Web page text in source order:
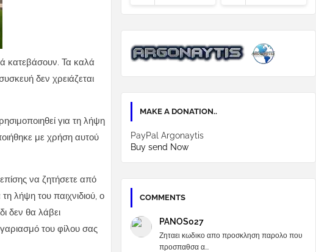
κατεβάσουν. Τα καλά
δεν χρειάζεται
για τη λήψη
με χρήση αυτού
να ζητήσετε από
λήψη του παιχνιδιού, ο
δεν θα λάβει
του φίλου σας
MAKE A DONATION..
PayPal Argonaytis
Buy send Now
COMMENTS
PANOS027
Ζηταει κωδικο απο προσκληση παρολο που
προσπαθσα α...